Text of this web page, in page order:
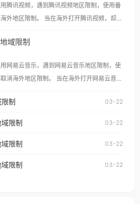
腾讯视频，遇到腾讯视频地区限制，使用番
制。 当在海外打开腾讯视频，却突
拿
乐平台一样，出现地区及版权限制问题，且
地区播放。 遇到这个问题的朋友们，
回国加速器，即可解决「海外用户收听腾讯
国、加拿大、澳大利亚、欧洲等国家和地区
困扰。
域限制
网易云音乐，遇到网易云音乐地区限制，使
外地区限制。 当在海外打开网易云音
户如香港、澳门、台湾、美
拿大、澳大利亚、欧洲等国家和地区时，网易
仅能在中国大陆地区播放。 遇到这个问题
易云音乐地区版权限制」的问题，无论人在
制 03-22
限制 03-22
限制 03-22
限制 03-22